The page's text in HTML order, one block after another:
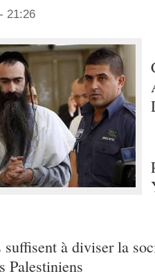
21:26
à diviser la
Palestiniens